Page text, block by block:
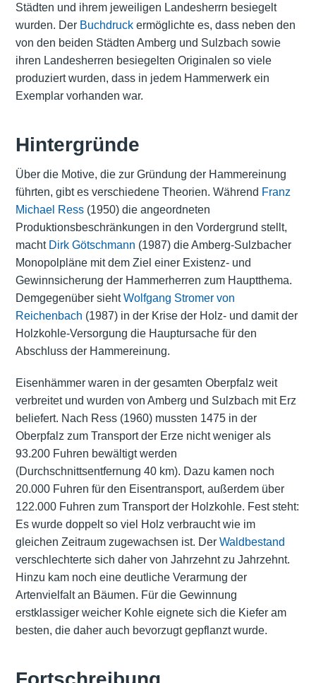
Städten und ihrem jeweiligen Landesherrn besiegelt
wurden. Der Buchdruckermöglichte es, dass neben den
von den beiden Städten Amberg und Sulzbach sowie
ihren Landesherren besiegelten Originalen so viele
produziert wurden, dass in jedem Hammerwerk ein
Exemplar vorhanden war.
Hintergründe
Über die Motive, die zur Gründung der Hammereinung
führten, gibt es verschiedene Theorien. Während Franz
Michael Ress(1950) die angeordneten
Produktionsbeschränkungen in den Vordergrund stellt,
macht Dirk Götschmann (1987) die Amberg-Sulzbacher
Monopolpläne mit dem Ziel einer Existenz- und
Gewinnsicherung der Hammerherren zum Hauptthema.
Demgegenüber siehtWolfgang Stromer von
Reichenbach (1987) in der Krise der Holz- und damit der
Holzkohle-Versorgung die Hauptursache für den
Abschluss der Hammereinung.
Eisenhämmer waren in der gesamten Oberpfalz weit
verbreitet und wurden von Amberg und Sulzbach mit Erz
beliefert. Nach Ress (1960) mussten 1475 in der
Oberpfalz zum Transport der Erze nicht weniger als
93.200 Fuhren bewältigt werden
(Durchschnittsentfernung 40 km). Dazu kamen noch
20.000 Fuhren für den Eisentransport, außerdem über
122.000 Fuhren zum Transport der Holzkohle. Fest steht:
Es wurde doppelt so viel Holz verbraucht wie im
gleichen Zeitraum zugewachsen ist. Der Waldbestand
verschlechterte sich daher von Jahrzehnt zu Jahrzehnt.
Hinzu kam noch eine deutliche Verarmung der
Artenvielfalt an Bäumen. Für die Gewinnung
erstklassiger weicher Kohle eignete sich die Kiefer am
besten, die daher auch bevorzugt gepflanzt wurde.